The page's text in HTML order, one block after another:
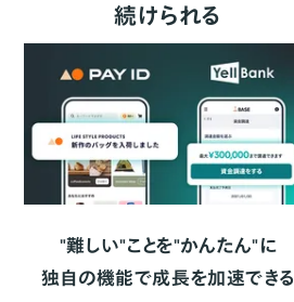
続けられる
"難しい"ことを"かんたん"に
独自の機能で成長を加速できる